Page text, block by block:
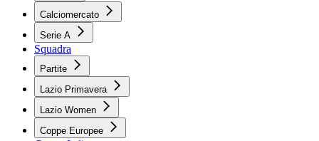
Calciomercato
Serie A
Squadra
Partite
Lazio Primavera
Lazio Women
Coppe Europee